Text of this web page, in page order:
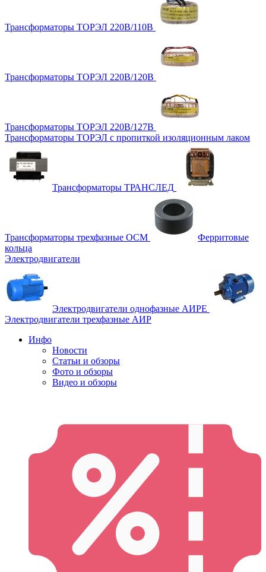
Трансформаторы ТОРЭЛ 220В/110В
Трансформаторы ТОРЭЛ 220В/120В
Трансформаторы ТОРЭЛ 220В/127В
Трансформаторы ТОРЭЛ с пропиткой изоляционным лаком
Трансформаторы ТРАНСЛЕД
Трансформаторы трехфазные ОСМ
Ферритовые
кольца
Электродвигатели
Электродвигатели однофазные АИРЕ
Электродвигатели трехфазные АИР
Инфо
Новости
Статьи и обзоры
Фото и обзоры
Видео и обзоры